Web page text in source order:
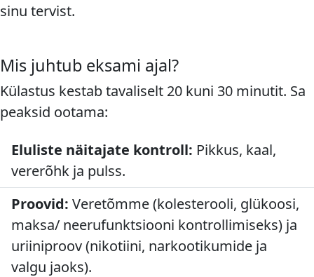
sinu tervist.
Mis juhtub eksami ajal?
Külastus kestab tavaliselt 20 kuni 30 minutit. Sa
peaksid ootama:
Eluliste näitajate kontroll: Pikkus, kaal,
vererõhk ja pulss.
Proovid: Veretõmme (kolesterooli, glükoosi,
maksa/ neerufunktsiooni kontrollimiseks) ja
uriiniproov (nikotiini, narkootikumide ja
valgu jaoks).